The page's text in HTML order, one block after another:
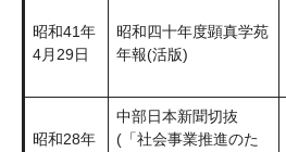
昭和41年
4月29日
昭和四十年度顕真学苑
年報(活版)
昭和28年
中部日本新聞切抜
(「社会事業推進のた